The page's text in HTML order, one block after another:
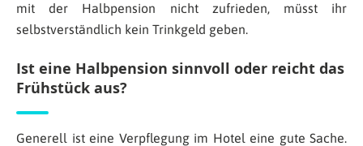
mit der Halbpension nicht zufrieden, müsst ihr
selbstverständlich kein Trinkgeld geben.
Ist eine Halbpension sinnvoll oder reicht das
Frühstück aus?
Generell ist eine Verpflegung im Hotel eine gute Sache.